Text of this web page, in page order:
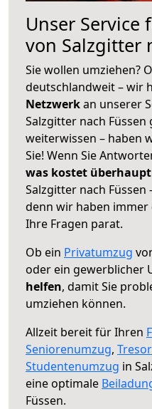
Unser
von Salzgitter
Sie wollen umziehen?
deutschlandweit – wir
Netzwerkan unserer
Salzgitter nach Füssen
weiterwissen – haben
Sie! Wenn Sie
was kostet
Salzgitter nach Füssen
denn wir haben
Ihre Fragen parat.
Ob ein Privatumzug
oder ein gewerblicher
helfen, damit Sie
umziehen können.
Allzeit bereit für Ihren
Seniorenumzug, Tresor
Studentenumzug in
eine optimale
Füssen.